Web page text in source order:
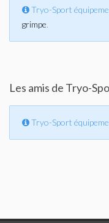
Tryo-Sport
grimpe.
Les amis de Tryo-
Tryo-Sport